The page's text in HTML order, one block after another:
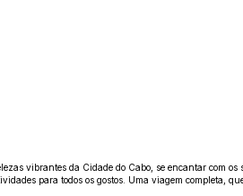
vibrantes da Cidade do Cabo, se encantar com
para todos os gostos. Uma viagem completa,